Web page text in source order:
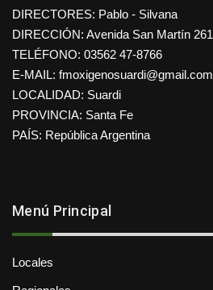
DIRECTORES: Pablo - Silvana
DIRECCIÓN: Avenida San Martín 261
TELÉFONO: 03562 47-8766
E-MAIL: fmoxigenosuardi@gmail.com
LOCALIDAD: Suardi
PROVINCIA: Santa Fe
PAÍS: República Argentina
Menú Principal
Locales